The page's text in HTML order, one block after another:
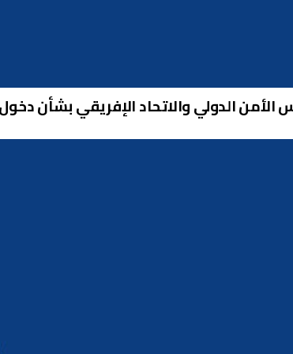
الدولي والاتحاد الإفريقي بشأن